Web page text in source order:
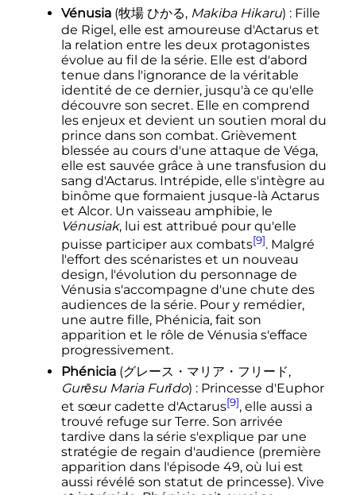
Vénusia (牧場 ひかる, Makiba Hikaru) : Fille
de Rigel, elle est amoureuse d'Actarus et
la relation entre les deux protagonistes
évolue au fil de la série. Elle est d'abord
tenue dans l'ignorance de la véritable
identité de ce dernier, jusqu'à ce qu'elle
découvre son secret. Elle en comprend
les enjeux et devient un soutien moral du
prince dans son combat. Grièvement
blessée au cours d'une attaque de Véga,
elle est sauvée grâce à une transfusion du
sang d'Actarus. Intrépide, elle s'intègre au
binôme que formaient jusque-là Actarus
et Alcor. Un vaisseau amphibie, le
Vénusiak, lui est attribué pour qu'elle
puisse participer aux combats[9]. Malgré
l'effort des scénaristes et un nouveau
design, l'évolution du personnage de
Vénusia s'accompagne d'une chute des
audiences de la série. Pour y remédier,
une autre fille, Phénicia, fait son
apparition et le rôle de Vénusia s'efface
progressivement.
Phénicia (グレース・マリア・フリード,
Gurēsu Maria Furīdo) : Princesse d'Euphor
et sœur cadette d'Actarus[9], elle aussi a
trouvé refuge sur Terre. Son arrivée
tardive dans la série s'explique par une
stratégie de regain d'audience (première
apparition dans l'épisode 49, où lui est
aussi révélé son statut de princesse). Vive